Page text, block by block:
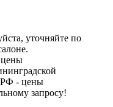
уточняйте по
РФ - цены
запросу!